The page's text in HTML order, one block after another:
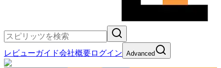
レビューガイド会社概要ログイン Advanced